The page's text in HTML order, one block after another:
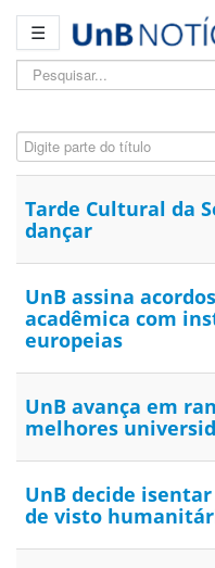
☰
Pesquisar...
Digite parte do título
Tarde Cultural da
dançar
UnB assina
acadêmica com
europeias
UnB avança em
melhores
UnB decide
de visto